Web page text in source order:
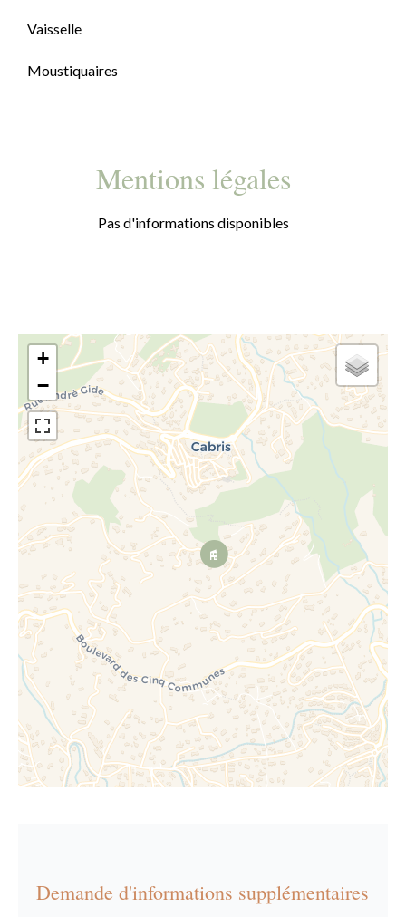
Vaisselle
Moustiquaires
Mentions légales
Pas d'informations disponibles
+
−
Demande d'informations supplémentaires